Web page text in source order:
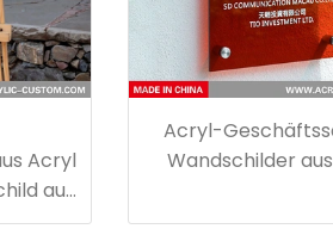
Acryl
aus
Acryl-
Wandschilder